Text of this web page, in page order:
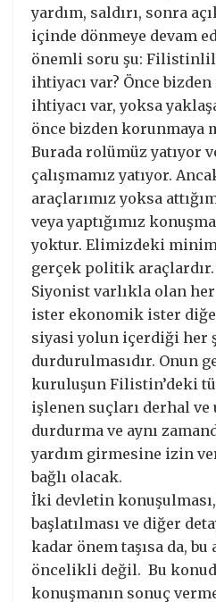
yardım, saldırı, sonra
içinde dönmeye devam
önemli soru şu:
ihtiyacı var? Önce
ihtiyacı var, yoksa
önce bizden korunmaya
Burada rolümüz yatıyor
çalışmamız yatıyor.
araçlarımız yoksa
veya yaptığımız
yoktur. Elimizdeki
gerçek politik
Siyonist varlıkla olan
ister ekonomik ister
siyasi yolun içerdiği her
durdurulmasıdır. Onun
kuruluşun Filistin’deki
işlenen suçları derhal
durdurma ve aynı
yardım girmesine izin
bağlı olacak.
İki devletin
başlatılması ve diğer
kadar önem taşısa da,
öncelikli değil. Bu
konuşmanın sonuç